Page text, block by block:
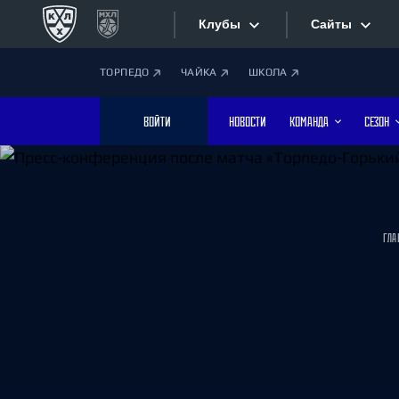
Клубы
Дивизион Боброва
Лада
Сайты
ТОРПЕДО ЧАЙКА ШКОЛА
ВОЙТИ НОВОСТИ КОМАНДА СЕЗОН